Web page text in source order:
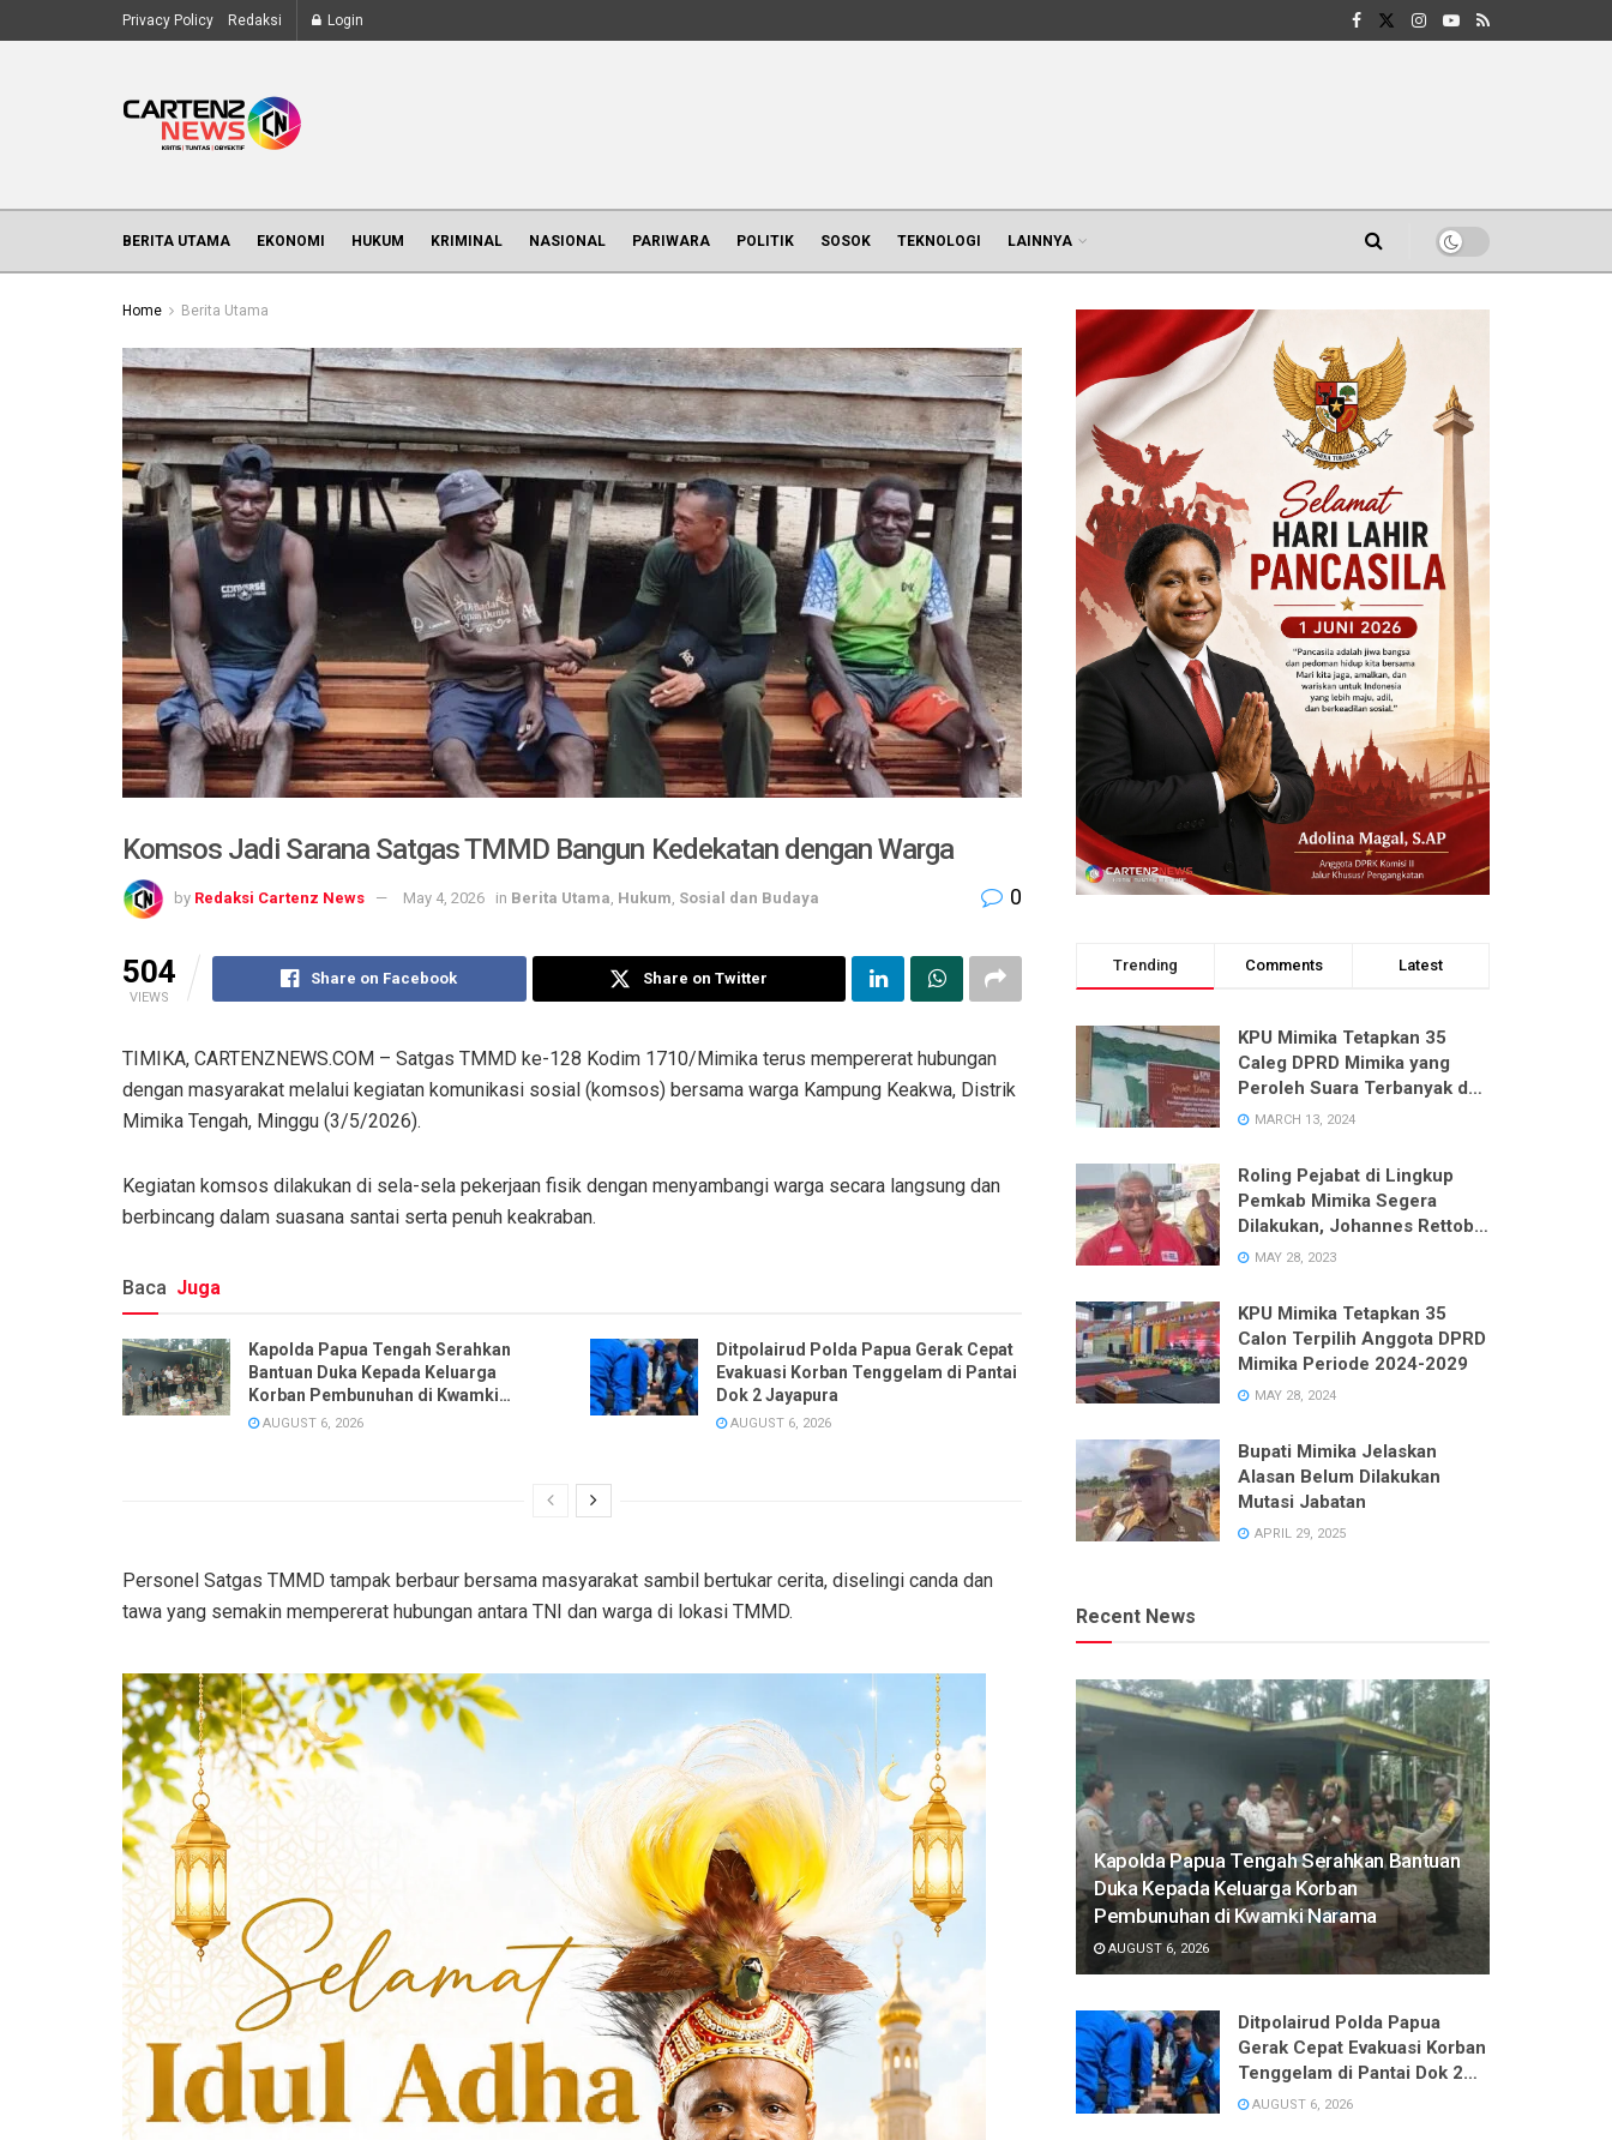
Privacy Policy Redaksi Login
BERITA UTAMA EKONOMI HUKUM KRIMINAL NASIONAL PARIWARA POLITIK SOSOK TEKNOLOGI LAINNYA
Home Berita Utama
Komsos Jadi Sarana Satgas TMMD Bangun Kedekatan dengan Warga
by Redaksi Cartenz News May 4, 2026 in Berita Utama Hukum Sosial dan Budaya 0
504
VIEWS
Share on Facebook Share on Twitter
TIMIKA, CARTENZNEWS.COM – Satgas TMMD ke-128 Kodim 1710/Mimika terus mempererat hubungan
dengan masyarakat melalui kegiatan komunikasi sosial (komsos) bersama warga Kampung Keakwa, Distrik
Mimika Tengah, Minggu (3/5/2026).
Kegiatan komsos dilakukan di sela-sela pekerjaan fisik dengan menyambangi warga secara langsung dan
berbincang dalam suasana santai serta penuh keakraban.
Baca Juga
Kapolda Papua Tengah Serahkan
Bantuan Duka Kepada Keluarga
Korban Pembunuhan di Kwamki
Narama
AUGUST 6, 2026
Ditpolairud Polda Papua Gerak Cepat
Evakuasi Korban Tenggelam di Pantai
Dok 2 Jayapura
AUGUST 6, 2026
Personel Satgas TMMD tampak berbaur bersama masyarakat sambil bertukar cerita, diselingi canda dan
tawa yang semakin mempererat hubungan antara TNI dan warga di lokasi TMMD.
Trending Comments Latest
KPU Mimika Tetapkan 35
Caleg DPRD Mimika yang
Peroleh Suara Terbanyak dari
Enam Dapil pada Pemilu 2024
MARCH 13, 2024
Roling Pejabat di Lingkup
Pemkab Mimika Segera
Dilakukan, Johannes Rettob
Pastikan Tidak Ada Unsur
MAY 28, 2023
KPU Mimika Tetapkan 35
Calon Terpilih Anggota DPRD
Mimika Periode 2024-2029
MAY 28, 2024
Bupati Mimika Jelaskan
Alasan Belum Dilakukan
Mutasi Jabatan
APRIL 29, 2025
Recent News
Kapolda Papua Tengah Serahkan Bantuan
Duka Kepada Keluarga Korban
Pembunuhan di Kwamki Narama
AUGUST 6, 2026
Ditpolairud Polda Papua
Gerak Cepat Evakuasi Korban
Tenggelam di Pantai Dok 2
Jayapura
AUGUST 6, 2026